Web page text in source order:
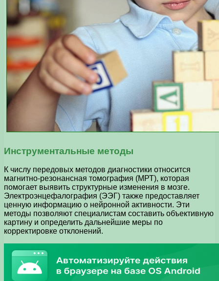
Инструментальные методы
К числу передовых методов диагностики относится
магнитно-резонансная томография (МРТ), которая
помогает выявить структурные изменения в мозге.
Электроэнцефалография (ЭЭГ) также предоставляет
ценную информацию о нейронной активности. Эти
методы позволяют специалистам составить объективную
картину и определить дальнейшие меры по
корректировке отклонений.